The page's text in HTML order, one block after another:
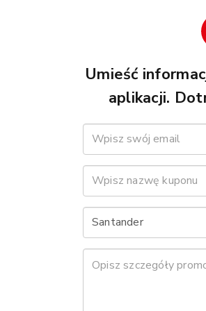
Umieść
aplikacji.